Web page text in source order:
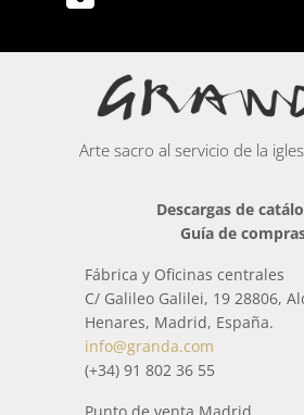
Arte sacro al servicio de la
Descargas de
Guía de
Fábrica y Oficinas centrales
C/ Galileo Galilei, 19 28806,
Henares, Madrid, España.
info@granda.com
(+34) 91 802 36 55